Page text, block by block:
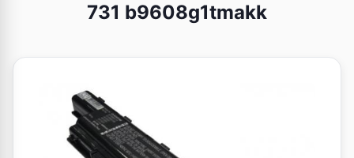
731 b9608g1tmakk